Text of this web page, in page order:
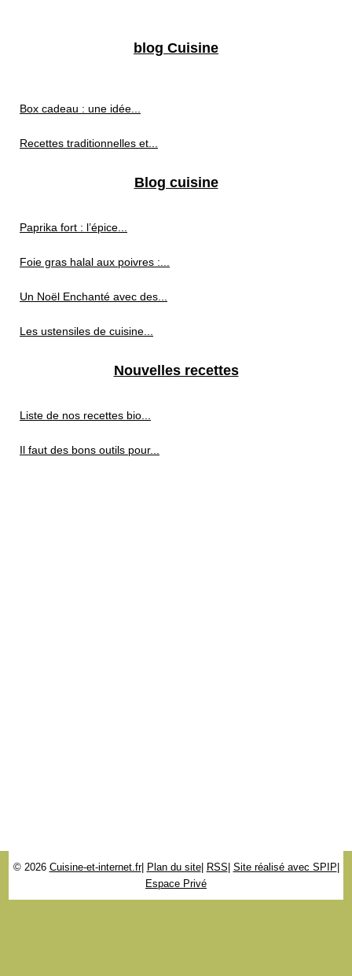
blog Cuisine
Box cadeau : une idée...
Recettes traditionnelles et...
Blog cuisine
Paprika fort : l’épice...
Foie gras halal aux poivres :...
Un Noël Enchanté avec des...
Les ustensiles de cuisine...
Nouvelles recettes
Liste de nos recettes bio...
Il faut des bons outils pour...
© 2026 Cuisine-et-internet.fr| Plan du site| RSS| Site réalisé avec SPIP|
Espace Privé